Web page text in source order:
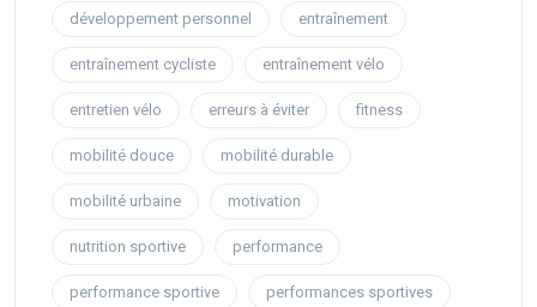
développement personnel entraînement
entraînement cycliste entraînement vélo
entretien vélo erreurs à éviter fitness
mobilité douce mobilité durable
mobilité urbaine motivation
nutrition sportive performance
performance sportive performances sportives